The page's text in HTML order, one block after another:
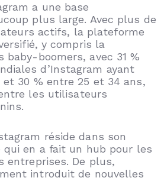
a une base
plus large. Avec plus de
actifs, la plateforme
y compris la
baby-boomers, avec 31 %
d’Instagram ayant
30 % entre 25 et 34 ans,
les utilisateurs
réside dans son
qui en a fait un hub pour les
entreprises. De plus,
introduit de nouvelles